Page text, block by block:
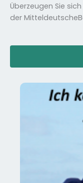
Überzeugen Sie
der